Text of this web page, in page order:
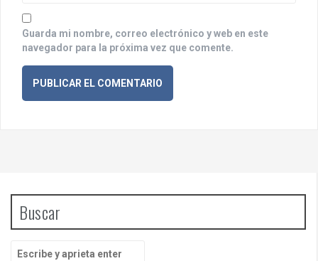
Guarda mi nombre, correo electrónico y web en este
navegador para la próxima vez que comente.
Buscar